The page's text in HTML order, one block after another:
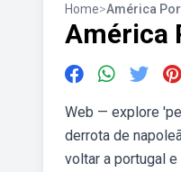
Home>América
América
Web — explore
derrota de
voltar a portugal